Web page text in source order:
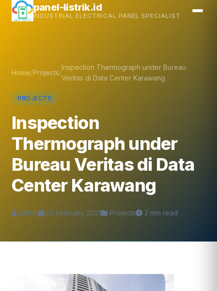
panel-listrik.id
INDUSTRIAL ELECTRICAL PANEL SPECIALIST
Skip
Home/Projects/
Inspection Thermograph under Bureau
Veritas di Data Center Karawang
PROJECTS
Inspection
Thermograph under
Bureau Veritas di Data
Center Karawang
admin 22 February 2021 Projects 2 min read